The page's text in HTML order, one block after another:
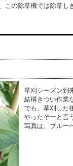
この除草機では除草
草刈シーズン到
結構きつい作業
でも、草刈した
やったぞーと言
写真は、ブルー